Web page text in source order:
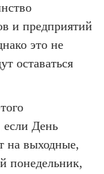
и предприятий
это не
оставаться
если День
на выходные,
понедельник,